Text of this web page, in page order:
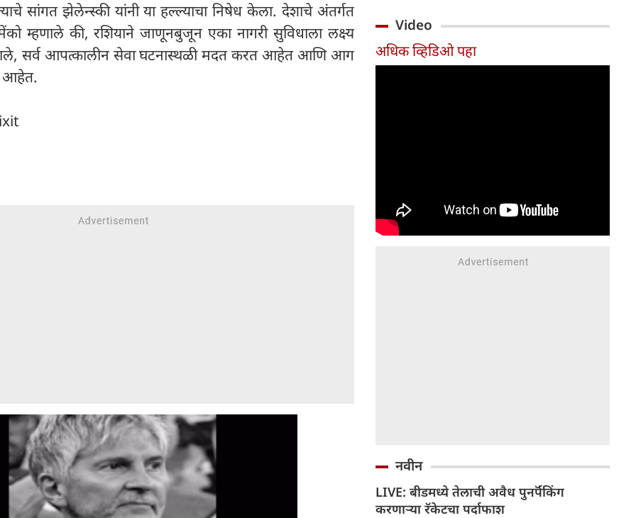
सांगत झेलेन्स्की यांनी या हल्ल्याचा निषेध केला. देशाचे अंतर्गत
म्हणाले की, रशियाने जाणूनबुजून एका नागरी सुविधाला लक्ष्य
सर्व आपत्कालीन सेवा घटनास्थळी मदत करत आहेत आणि आग
आहेत.
दानधर्म आणि सात्विक जीवनशैलीचे
पालन करतात.
Video
अधिक व्हिडिओ पहा
नवीन
LIVE: बीडमध्ये तेलाची अवैध पुनर्पॅकिंग
करणाऱ्या रॅकेटचा पर्दाफाश